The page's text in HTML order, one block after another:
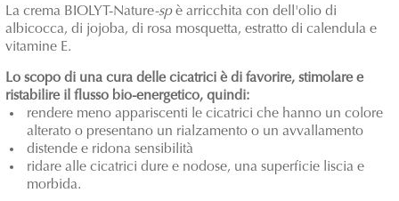
La crema BIOLYT-Nature-spè arricchita con dell'olio di
albicocca, di jojoba, di rosa mosquetta, estratto di calendula e
vitamine E.
Lo scopo di una cura delle cicatrici è di favorire, stimolare e
ristabilire il flusso bio-energetico, quindi:
rendere meno appariscenti le cicatrici che hanno un colore
alterato o presentano un rialzamento o un avvallamento
distende e ridona sensibilità
ridare alle cicatrici dure e nodose, una superficie liscia e
morbida.